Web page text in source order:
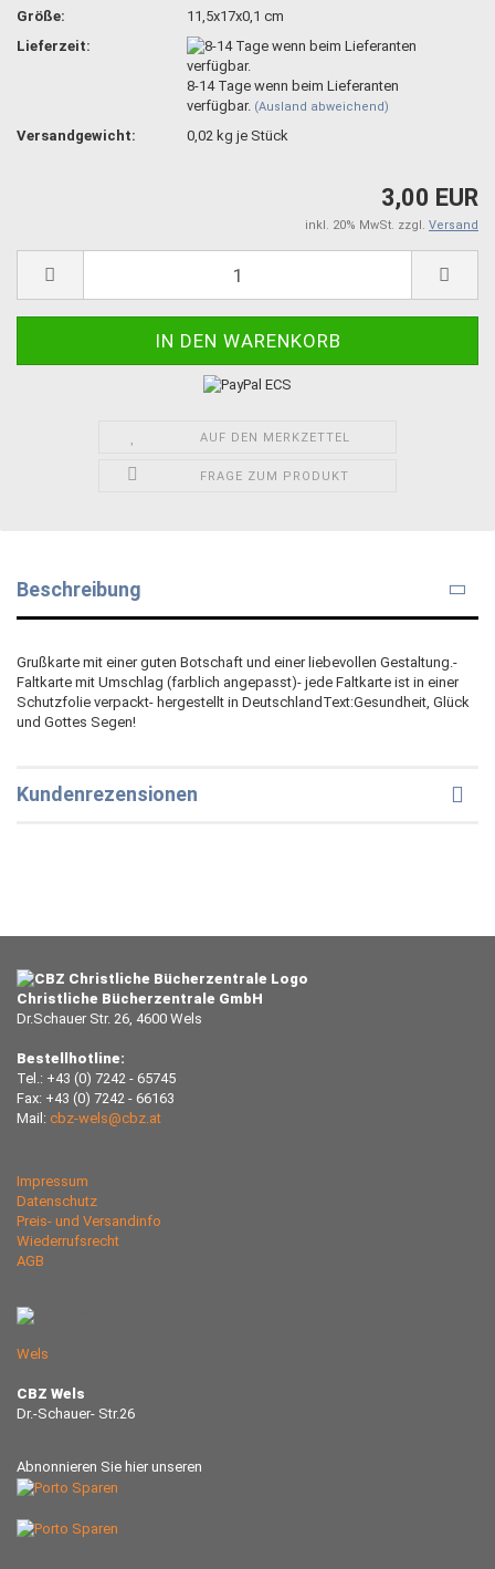
Größe:
11,5x17x0,1 cm
Lieferzeit:
8-14 Tage wenn beim Lieferanten
verfügbar. (Ausland abweichend)
Versandgewicht: 0,02 kg je Stück
3,00 EUR
inkl. 20% MwSt. zzgl. Versand
AUF DEN MERKZETTEL
FRAGE ZUM PRODUKT
Beschreibung
Grußkarte mit einer guten Botschaft und einer liebevollen Gestaltung.-
Faltkarte mit Umschlag (farblich angepasst)- jede Faltkarte ist in einer
Schutzfolie verpackt- hergestellt in DeutschlandText:Gesundheit, Glück
und Gottes Segen!
Kundenrezensionen
Christliche Bücherzentrale GmbH
Dr.Schauer Str. 26, 4600 Wels
Bestellhotline:
Tel.: +43 (0) 7242 - 65745
Fax: +43 (0) 7242 - 66163
Mail: cbz-wels@cbz.at
Impressum
Datenschutz
Preis- und Versandinfo
Wiederrufsrecht
AGB
Wels
CBZ Wels
Dr.-Schauer- Str.26
Abnonnieren Sie hier unseren